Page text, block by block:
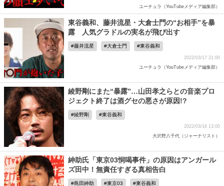
ユーチュラ（YouTubeメディア編集部）
東谷義和、藤井流星・大倉士門の“お相手”を暴
露 人気グラドルの実名が飛び出す
藤井流星 大倉士門 東谷義和
2022/03/17 21:00
ユーチュラ（YouTubeメディア編集部）
綾野剛にまた“暴露”…山田孝之らとの音楽プロ
ジェクト終了は酒グセの悪さが原因!?
綾野剛 東谷義和
2022/03/16 13:00
大沢野八千代（ジャーナリスト）
紳助氏「東京03恫喝事件」の原因はアンガール
ズ田中！無責任すぎる真相告白
島田紳助 東京03 東谷義和